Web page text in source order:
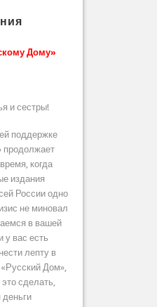
Дому»
и сестры!
поддержке
продолжает
когда
издания
России одно
не миновал
в вашей
вас есть
лепту в
Дом»,
сделать,
деньги